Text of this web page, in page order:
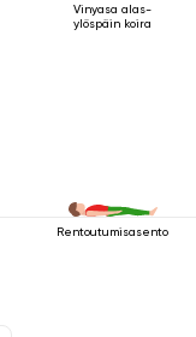
Vinyasa alas-
ylöspäin koira
Rentoutumisasento